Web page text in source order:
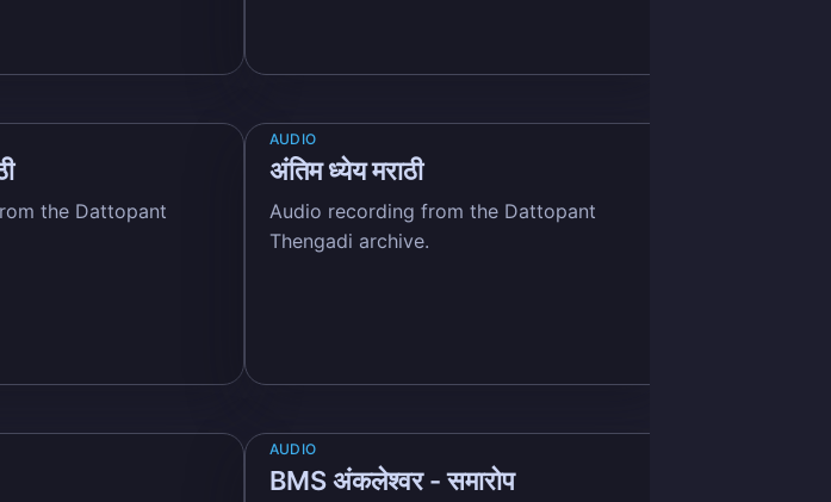
the Dattopant
AUDIO
अंतिम ध्येय मराठी
Audio recording from the Dattopant
Thengadi archive.
AUDIO
BMS अंकलेश्वर - समारोप